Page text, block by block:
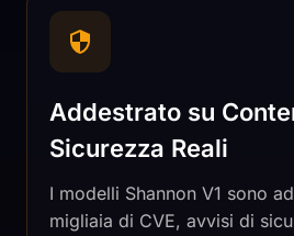
Addestrato su
Sicurezza Reali
I modelli Shannon V1 sono
migliaia di CVE, avvisi di